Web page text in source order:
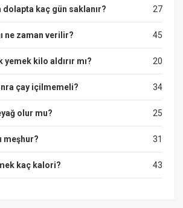
27
dolapta kaç gün saklanır?
45
ne zaman verilir?
20
yemek kilo aldırır mı?
34
çay içilmemeli?
25
olur mu?
31
meşhur?
43
kaç kalori?